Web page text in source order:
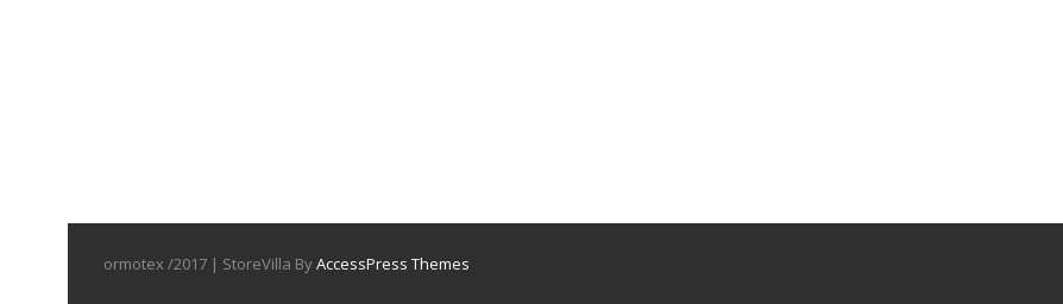
ormotex /2017 | StoreVilla ByAccessPress Themes